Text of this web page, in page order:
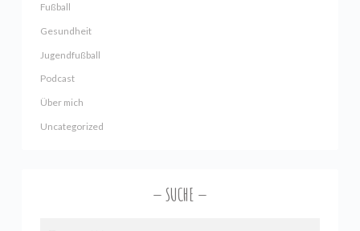
Fußball
Gesundheit
Jugendfußball
Podcast
Über mich
Uncategorized
SUCHE